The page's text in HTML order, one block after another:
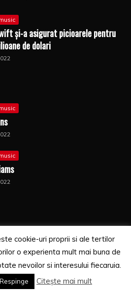
şi-a asigurat picioarele pentru
de dolari
© 2021 Segra Media
Themes
cookie-uri proprii si ale tertilor
o experienta mult mai buna de
nevoilor si interesului fiecaruia.
Respinge Citește mai mult